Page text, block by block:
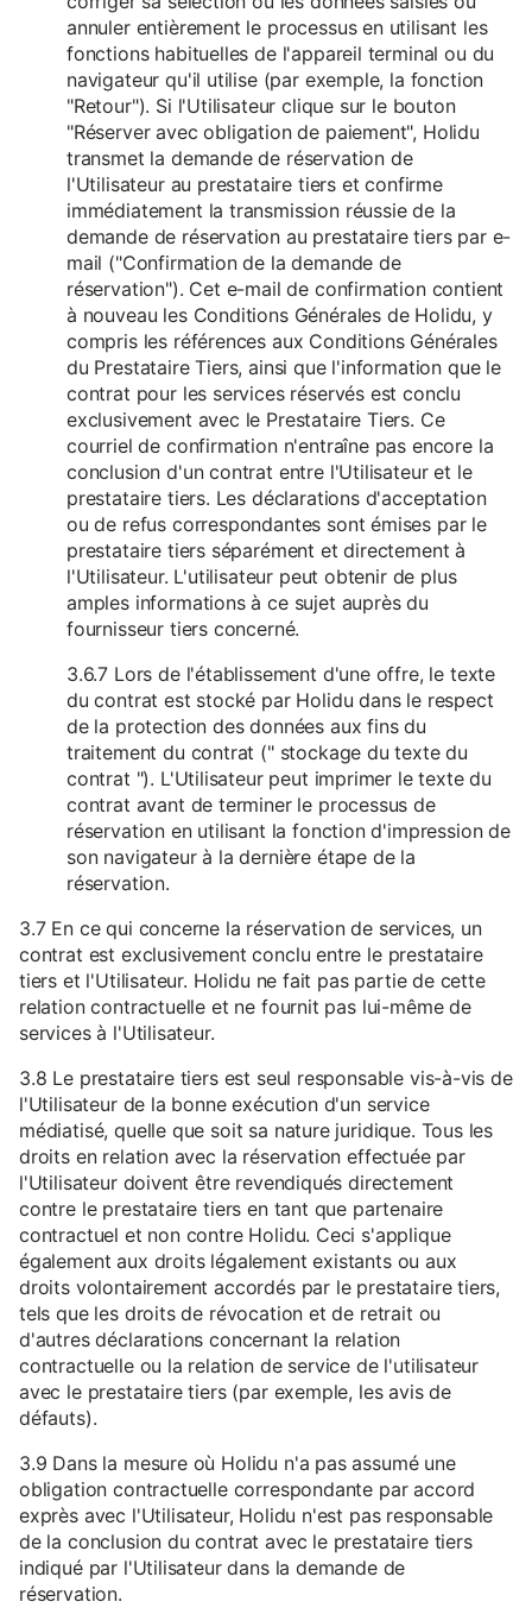
annuler entièrement le processus en utilisant les
fonctions habituelles de l'appareil terminal ou du
navigateur qu'il utilise (par exemple, la fonction
"Retour"). Si l'Utilisateur clique sur le bouton
"Réserver avec obligation de paiement", Holidu
transmet la demande de réservation de
l'Utilisateur au prestataire tiers et confirme
immédiatement la transmission réussie de la
demande de réservation au prestataire tiers par e-
mail ("Confirmation de la demande de
réservation"). Cet e-mail de confirmation contient
à nouveau les Conditions Générales de Holidu, y
compris les références aux Conditions Générales
du Prestataire Tiers, ainsi que l'information que le
contrat pour les services réservés est conclu
exclusivement avec le Prestataire Tiers. Ce
courriel de confirmation n'entraîne pas encore la
conclusion d'un contrat entre l'Utilisateur et le
prestataire tiers. Les déclarations d'acceptation
ou de refus correspondantes sont émises par le
prestataire tiers séparément et directement à
l'Utilisateur. L'utilisateur peut obtenir de plus
amples informations à ce sujet auprès du
fournisseur tiers concerné.
3.6.7 Lors de l'établissement d'une offre, le texte
du contrat est stocké par Holidu dans le respect
de la protection des données aux fins du
traitement du contrat (" stockage du texte du
contrat "). L'Utilisateur peut imprimer le texte du
contrat avant de terminer le processus de
réservation en utilisant la fonction d'impression de
son navigateur à la dernière étape de la
réservation.
3.7 En ce qui concerne la réservation de services, un
contrat est exclusivement conclu entre le prestataire
tiers et l'Utilisateur. Holidu ne fait pas partie de cette
relation contractuelle et ne fournit pas lui-même de
services à l'Utilisateur.
3.8 Le prestataire tiers est seul responsable vis-à-vis de
l'Utilisateur de la bonne exécution d'un service
médiatisé, quelle que soit sa nature juridique. Tous les
droits en relation avec la réservation effectuée par
l'Utilisateur doivent être revendiqués directement
contre le prestataire tiers en tant que partenaire
contractuel et non contre Holidu. Ceci s'applique
également aux droits légalement existants ou aux
droits volontairement accordés par le prestataire tiers,
tels que les droits de révocation et de retrait ou
d'autres déclarations concernant la relation
contractuelle ou la relation de service de l'utilisateur
avec le prestataire tiers (par exemple, les avis de
défauts).
3.9 Dans la mesure où Holidu n'a pas assumé une
obligation contractuelle correspondante par accord
exprès avec l'Utilisateur, Holidu n'est pas responsable
de la conclusion du contrat avec le prestataire tiers
indiqué par l'Utilisateur dans la demande de
réservation.